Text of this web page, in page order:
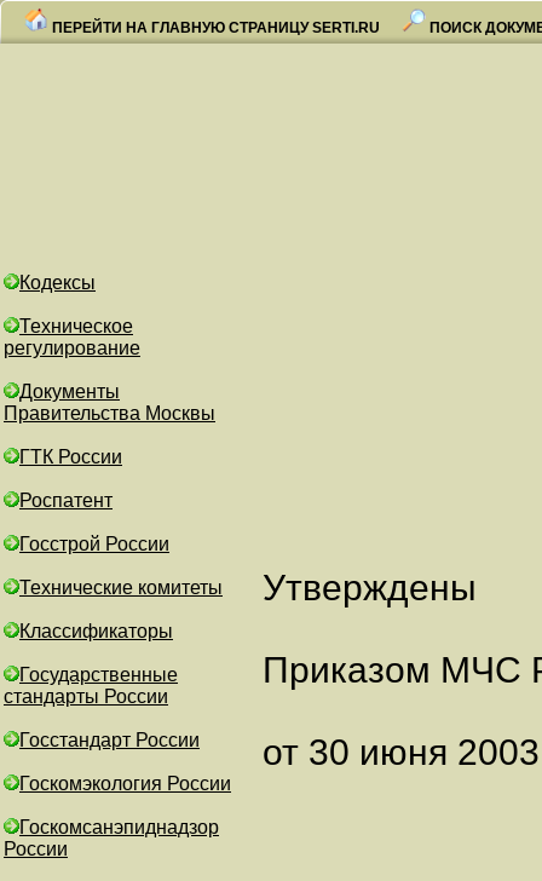
ПЕРЕЙТИ НА ГЛАВНУЮ СТРАНИЦУ SERTI.RU ПОИСК
Кодексы
Техническое
регулирование
Документы
Правительства Москвы
ГТК России
Роспатент
Госстрой России
Технические комитеты
Классификаторы
Государственные
стандарты России
Госстандарт России
Госкомэкология России
Госкомсанэпиднадзор
России
Утверждены
Приказом МЧС
от 30 июня 2003